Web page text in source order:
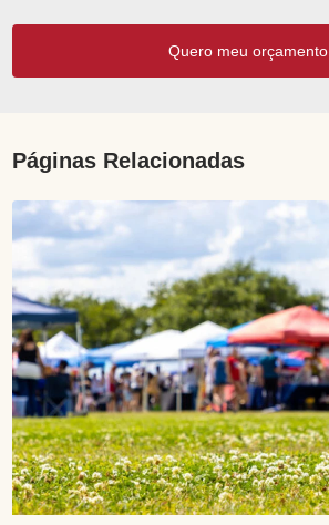
Quero meu orçamento
Páginas Relacionadas